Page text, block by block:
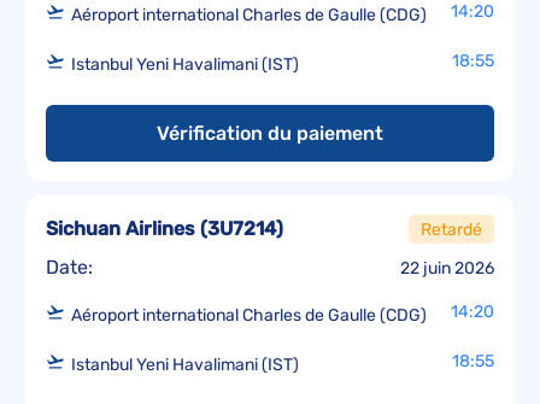
Aéroport international Charles de Gaulle (CDG) 14:20
Istanbul Yeni Havalimani (IST) 18:55
Vérification du paiement
Date: 22 juin 2026
Sichuan Airlines (3U7214) Retardé
Aéroport international Charles de Gaulle (CDG) 14:20
Istanbul Yeni Havalimani (IST) 18:55